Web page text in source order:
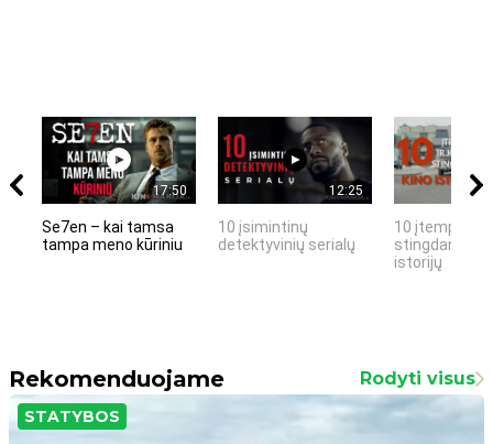
17:50
Se7en – kai tamsa
tampa meno kūriniu
12:25
10 įsimintinų
detektyvinių serialų
10 įtemptų,
stingdančių
istorijų
Rekomenduojame Rodyti visus
STATYBOS